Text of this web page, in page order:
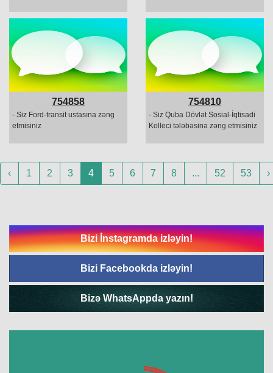
754858
- Siz Ford-transit ustasına zəng
etmisiniz
754810
- Siz Quba Dövlət Sosial-İqtisadi
Kolleci tələbəsinə zəng etmisiniz
‹ 1 2 3 4 5 6 7 8 ... 52 53 ›
Bizi İnstagramda izləyin!
Bizi Facebookda izləyin!
Bizə WhatsAppda yazın!